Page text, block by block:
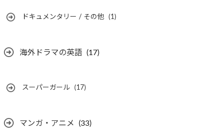
ドキュメンタリー / その他 (1)
海外ドラマの英語 (17)
スーパーガール (17)
マンガ・アニメ (33)